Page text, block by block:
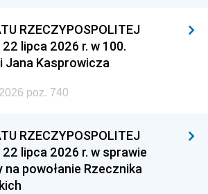
RZECZYPOSPOLITEJ
lipca 2026 r. w 100.
Kasprowicza
poz. 740
RZECZYPOSPOLITEJ
22 lipca 2026 r. w sprawie
powołanie Rzecznika